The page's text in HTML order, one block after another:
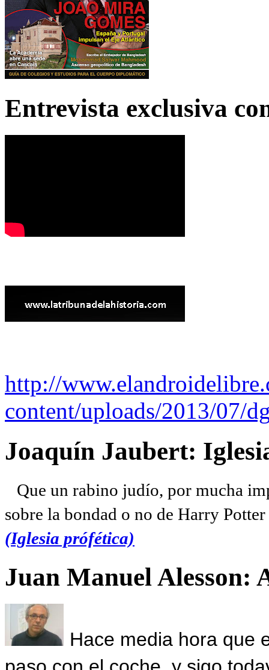
Entrevista exclusiva
http://
content/uploads/2013/07/
Joaquín Jaubert:
Que un rabino judío, por mucha
sobre la bondad o no de Harry
(Iglesia prófética)
Juan Manuel Alesson:
Hace media hora que